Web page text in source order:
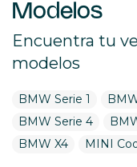
Modelos
Encuentra tu
modelos
BMW Serie 1
BMW Serie 4
BMW X4
MINI